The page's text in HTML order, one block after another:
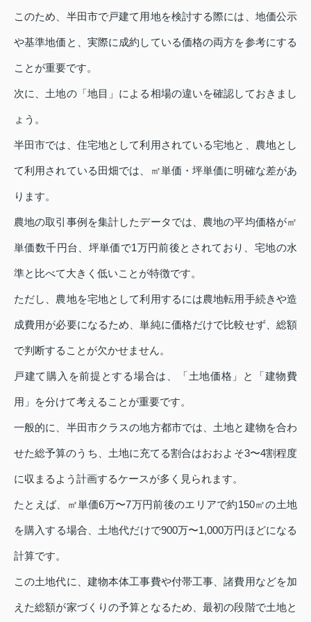
このため、半田市で戸建て用地を検討する際には、地価公示
や基準地価と、実際に成約している価格の両方を参考にする
ことが重要です。
次に、土地の「地目」による相場の違いを確認しておきまし
ょう。
半田市では、住宅地として利用されている宅地と、農地とし
て利用されている田畑では、㎡単価・坪単価に明確な差があ
ります。
農地の取引事例を集計したデータでは、農地の平均価格が㎡
単価数千円台、坪単価で1万円前後とされており、宅地の水
準と比べて大きく低いことが特徴です。
ただし、農地を宅地として利用するには農地転用手続きや造
成費用が必要になるため、単純に価格だけで比較せず、総額
で判断することが欠かせません。
戸建て購入を前提とする場合は、「土地価格」と「建物費
用」を分けて考えることが重要です。
一般的に、半田市クラスの地方都市では、土地と建物を合わ
せた総予算のうち、土地に充てる割合はおおよそ3〜4割程度
に収まるよう計画するケースが多く見られます。
たとえば、㎡単価6万〜7万円前後のエリアで約150㎡の土地
を購入する場合、土地代だけで900万〜1,000万円ほどになる
計算です。
この土地代に、建物本体工事費や付帯工事、諸費用などを加
えた総額が家づくりの予算となるため、最初の段階で土地と